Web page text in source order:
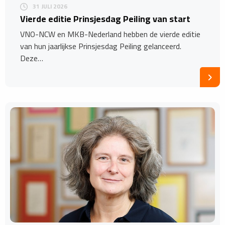
31 JULI 2026
Vierde editie Prinsjesdag Peiling van start
VNO-NCW en MKB-Nederland hebben de vierde editie
van hun jaarlijkse Prinsjesdag Peiling gelanceerd.
Deze…